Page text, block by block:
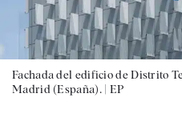
Fachada del edificio de Distrito
Madrid (España). | EP